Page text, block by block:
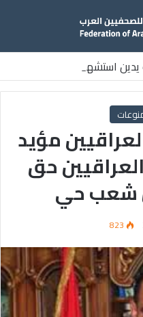
يدين استشهاد
إسرائيلي وسط قطاع غزة
مؤيد
حق
شعب حي
823